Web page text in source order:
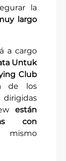
la
largo
a cargo
Untuk
Club
de los
están
con